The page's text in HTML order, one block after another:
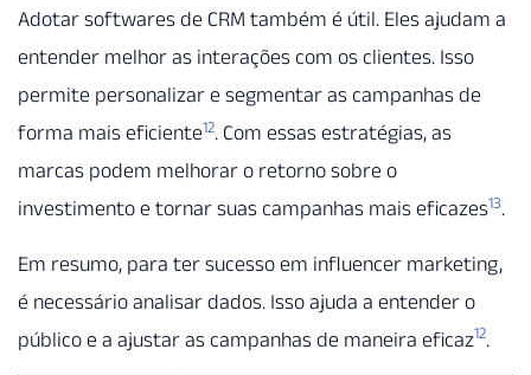
Adotar softwares de CRM também é útil. Eles ajudam a
entender melhor as interações com os clientes. Isso
permite personalizar e segmentar as campanhas de
forma mais eficiente12. Com essas estratégias, as
marcas podem melhorar o retorno sobre o
investimento e tornar suas campanhas mais eficazes13.
Em resumo, para ter sucesso em influencer marketing,
é necessário analisar dados. Isso ajuda a entender o
público e a ajustar as campanhas de maneira eficaz12.